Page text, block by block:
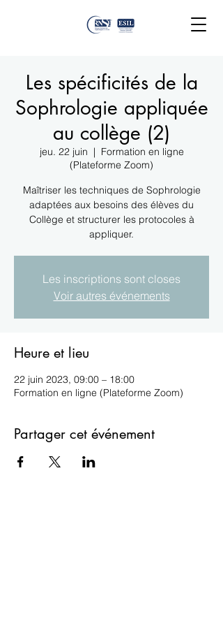
Les spécificités de la
Sophrologie appliquée
au collège (2)
jeu. 22 juin
  |
Formation en ligne
(Plateforme Zoom)
Maîtriser les techniques de Sophrologie
adaptées aux besoins des élèves du
Collège et structurer les protocoles à
appliquer.
Les inscriptions sont closes
Voir autres événements
Heure et lieu
22 juin 2023, 09:00 – 18:00
Formation en ligne (Plateforme Zoom)
Partager cet événement